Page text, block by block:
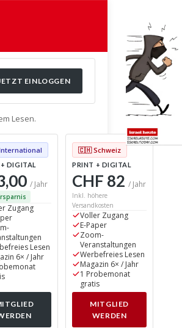
EINLOGGEN
Lesen.
DIGITAL
/ Jahr
Zugang
Lesen
6× / Jahr
🇨🇭 Schweiz
PRINT + DIGITAL
CHF 82/ Jahr
Inkl. höhere
Versandkosten
Voller Zugang
E-Paper
Zoom-
Veranstaltungen
Werbefreies Lesen
Magazin 6× / Jahr
1 Probemonat
gratis
MITGLIED
WERDEN